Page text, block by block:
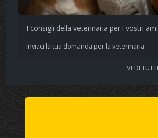
I consigli della veterinaria per i vostri
Inviaci la tua domanda per la veterinaria
VEDI